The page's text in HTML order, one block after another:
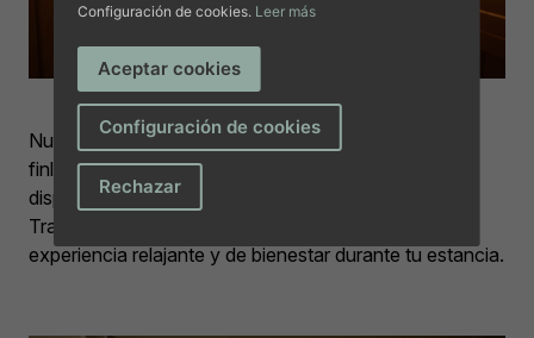
Nuestro Spa consta de piscina interior, sauna
finlandesa, baño turco Hammam y cama balinesa, y
disponemos además de una completa carta de
Tratamientos & Masajes para completar una
experiencia relajante y de bienestar durante tu estancia.
Configuración de cookies. Leer más
Aceptar cookies
Configuración de cookies
Rechazar